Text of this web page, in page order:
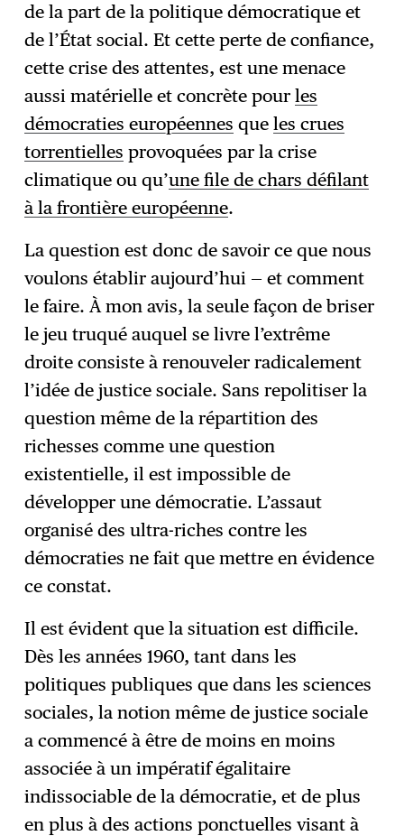
de la part de la politique démocratique et
de l’État social. Et cette perte de confiance,
cette crise des attentes, est une menace
aussi matérielle et concrète pourles
démocraties européennes queles crues
torrentielles provoquées par la crise
climatique ou qu’une file de chars défilant
à la frontière européenne.
La question est donc de savoir ce que nous
voulons établir aujourd’hui — et comment
le faire. À mon avis, la seule façon de briser
le jeu truqué auquel se livre l’extrême
droite consiste à renouveler radicalement
l’idée de justice sociale. Sans repolitiser la
question même de la répartition des
richesses comme une question
existentielle, il est impossible de
développer une démocratie. L’assaut
organisé des ultra-riches contre les
démocraties ne fait que mettre en évidence
ce constat.
Il est évident que la situation est difficile.
Dès les années 1960, tant dans les
politiques publiques que dans les sciences
sociales, la notion même de justice sociale
a commencé à être de moins en moins
associée à un impératif égalitaire
indissociable de la démocratie, et de plus
en plus à des actions ponctuelles visant à